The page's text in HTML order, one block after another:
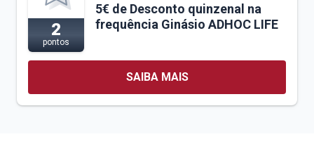
2
pontos
5€ de Desconto quinzenal na
frequência Ginásio ADHOC LIFE
SAIBA MAIS